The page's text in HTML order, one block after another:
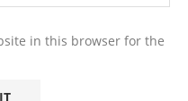
in this browser for the